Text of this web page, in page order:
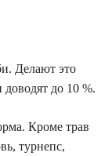
Делают это
до 10 %.
Кроме трав
турнепс,